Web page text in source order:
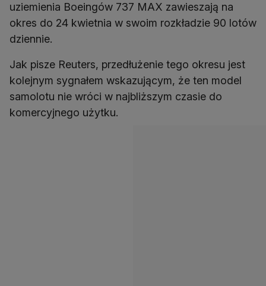
uziemienia Boeingów 737 MAX zawieszają na
okres do 24 kwietnia w swoim rozkładzie 90 lotów
dziennie.
Jak pisze Reuters, przedłużenie tego okresu jest
kolejnym sygnałem wskazującym, że ten model
samolotu nie wróci w najbliższym czasie do
komercyjnego użytku.